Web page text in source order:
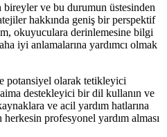
ve bu durumun üstesinden
hakkında geniş bir perspektif
okuyuculara derinlemesine bilgi
iyi anlamalarına yardımcı olmak
potansiyel olarak tetikleyici
destekleyici bir dil kullanın ve
ve acil yardım hatlarına
profesyonel yardım alması